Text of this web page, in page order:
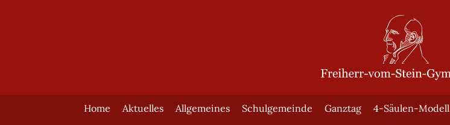
Home Aktuelles Allgemeines Schulgemeinde Ganztag 4-Säulen-Modell